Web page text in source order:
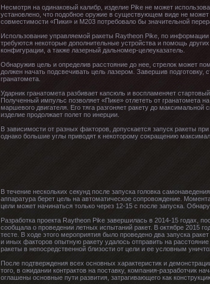
Несмотря на одинаковый калибр, изделие Pike не может
установлено, что подобное оружие в существующем виде не
совместимости «Пики» и M203 потребовало бы значительной
Использование управляемой ракеты Raytheon Pike, по
требуются некоторые дополнительные устройства и помощь
конфигурации, а также лазерный дальномер-целеуказатель.
Обнаружив цель и определив расстояние до нее, стрелок может
должен начать подсвечивать цель лазером. Завершив
гранатомета.
Ударник гранатомета разбивает капсюль и воспламеняет
Полученный импульс позволяет «Пике» отлететь от гранатомета
маршевого двигателя. Его тяга разгоняет ракету до
изделие продолжает полет по инерции.
В зависимости от разных факторов, допускается запуск ракеты
однако большие углы приводят к некоторому сокращению
В течение нескольких секунд после запуска головка
аппаратура берет цель на автоматическое сопровождение.
цели может начинаться только через 12-15 с после запуска.
Разработка проекта Raytheon Pike завершилась в 2014-15 годах,
сообщала о проведении летных испытаний ракет. В октябре 2015
тесте. В ходе этого мероприятия было проведено два запуска
и иных факторов опытную ракету удалось отправить на
ракеты в непосредственной близости от цели и ее условным
После подтверждения всех основных характеристик и
того, в ожидании контрактов на поставку, компания-
оглашены основные пути развития, затрагивающего как